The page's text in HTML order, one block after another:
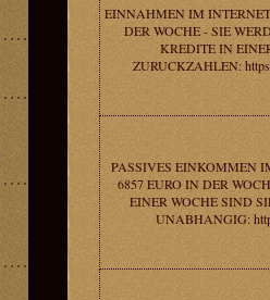
EINNAHMEN IM
DER WOCHE - SIE
KREDITE IN
ZURUCKZAHLEN:
PASSIVES EINKOMMEN
6857 EURO IN DER
EINER WOCHE SIND
UNABHANGIG: